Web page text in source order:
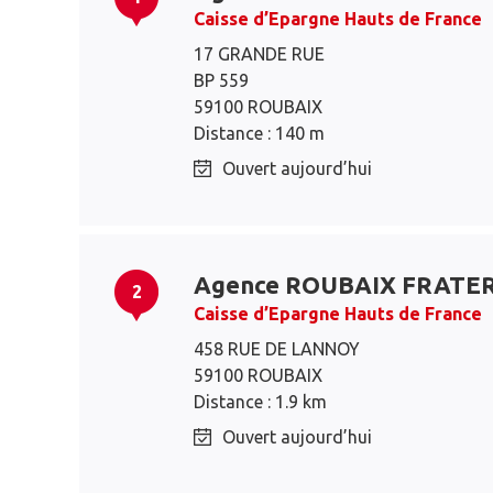
Caisse d’Epargne Hauts de France
17 GRANDE RUE
BP 559
59100 ROUBAIX
Distance : 140 m
Ouvert aujourd’hui
2 Agence ROUBAIX
Caisse d’Epargne Hauts de France
458 RUE DE LANNOY
59100 ROUBAIX
Distance : 1.9 km
Ouvert aujourd’hui